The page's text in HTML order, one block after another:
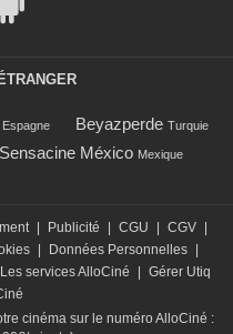
Espagne Beyazperde Turquie
Sensacine México Mexique
Publicité CGU CGV
Données Personnelles
Les services AlloCiné
Gérer Utiq
cinéma sur le numéro AlloCiné :